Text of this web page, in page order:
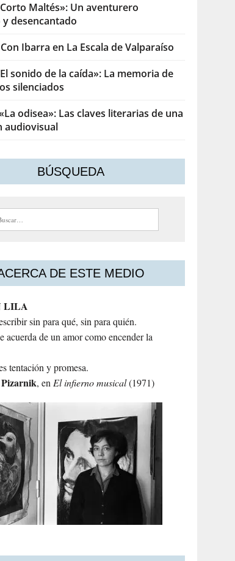
Maltés»: Un aventurero
y desencantado
Ibarra en La Escala de Valparaíso
sonido de la caída»: La memoria de
silenciados
odisea»: Las claves literarias de una
audiovisual
BÚSQUEDA
DE ESTE MEDIO
LILA
sin para qué, sin para quién.
acuerda de un amor como encender la
tentación y promesa.
Pizarnik, enEl infierno musical(1971)